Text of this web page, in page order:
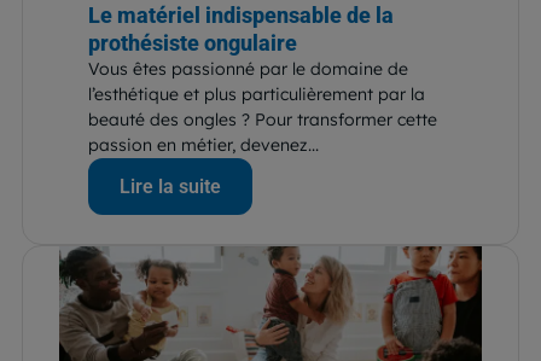
Le matériel indispensable de la
prothésiste ongulaire
Vous êtes passionné par le domaine de
l’esthétique et plus particulièrement par la
beauté des ongles ? Pour transformer cette
passion en métier, devenez...
Lire la suite